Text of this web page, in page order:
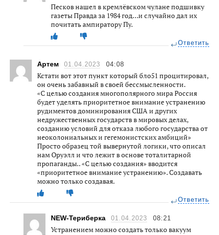
Песков нашел в кремлёвском чулане подшивку
газеты Правда за 1984 год…и случайно дал их
почитать ампиратору Пу.
Ответить
Артем 01.04.2023 04:08
Кстати вот этот пункт который бло51 процитировал,
он очень забавный в своей бессмысленности.
«С целью создания многополярного мира Россия
будет уделять приоритетное внимание устранению
рудиментов доминирования США и других
недружественных государств в мировых делах,
созданию условий для отказа любого государства от
неоколониальных и гегемонистских амбиций»
Просто образец той вывернутой логики, что описал
нам Оруэлл и что лежит в основе тоталитарной
пропаганды.. «С целью создания» вводится
«приоритетное внимание устранению». Создавать
можно только создавая.
Ответить
NEW-Териберка 01.04.2023 08:21
Устранением можно создать только вакуум